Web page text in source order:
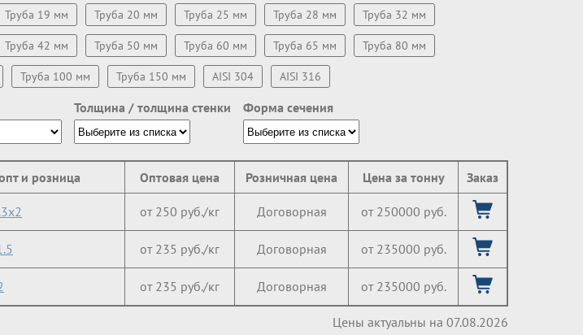
Труба 19 мм Труба 20 мм Труба 25 мм Труба 28 мм Труба 32 мм
Труба 42 мм Труба 50 мм Труба 60 мм Труба 65 мм Труба 80 мм
Труба 100 мм Труба 150 мм AISI 304 AISI 316
Толщина / толщина стенки Форма сечения
и розница Оптовая цена Розничная цена Цена за тонну Заказ
от 250 руб./кг Договорная от 250000 руб.
от 235 руб./кг Договорная от 235000 руб.
от 235 руб./кг Договорная от 235000 руб.
Цены актуальны на 07.08.2026